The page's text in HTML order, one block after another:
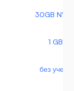
30GB
1 GB
без учета